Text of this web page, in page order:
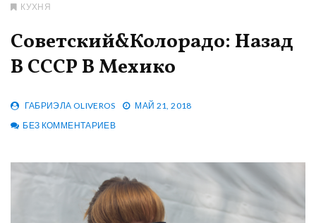
КУХНЯ
Советский&Колорадо: Назад
В СССР В Мехико
ГАБРИЭЛА OLIVEROS
МАЙ 21, 2018
БЕЗ КОММЕНТАРИЕВ